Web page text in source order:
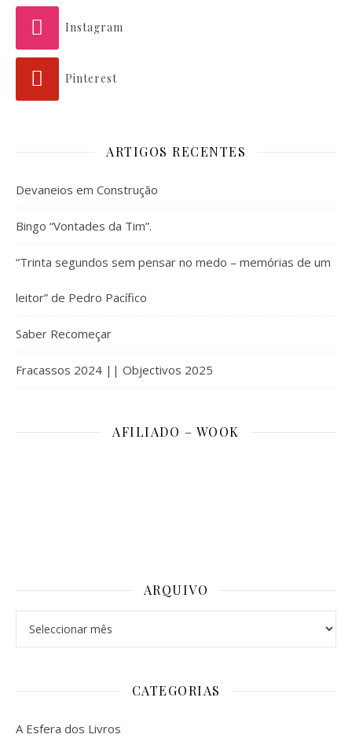
Instagram
Pinterest
ARTIGOS RECENTES
Devaneios em Construção
Bingo “Vontades da Tim”.
“Trinta segundos sem pensar no medo – memórias de um
leitor” de Pedro Pacífico
Saber Recomeçar
Fracassos 2024 || Objectivos 2025
AFILIADO – WOOK
ARQUIVO
CATEGORIAS
A Esfera dos Livros